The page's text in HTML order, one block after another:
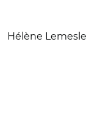
Hélène Lemesle